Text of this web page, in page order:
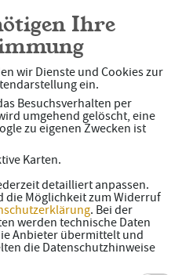
Ihre
wir Dienste und Cookies zur
ein.
Besuchsverhalten per
umgehend gelöscht, eine
zu eigenen Zwecken ist
Karten.
detailliert anpassen.
Möglichkeit zum Widerruf
. Bei der
werden technische Daten
Anbieter übermittelt und
die Datenschutzhinweise
OHG
, EnglischundSpanisch